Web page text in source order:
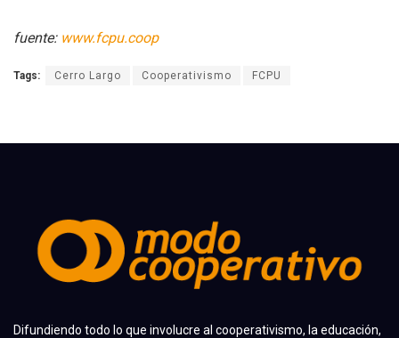
fuente: www.fcpu.coop
Tags: Cerro Largo Cooperativismo FCPU
Difundiendo todo lo que involucre al cooperativismo, la educación,